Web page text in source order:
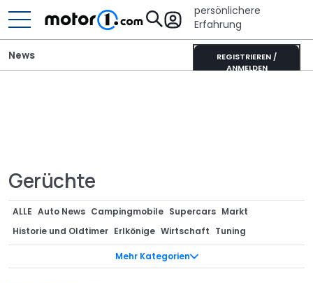
persönlichere
Erfahrung
REGISTRIEREN /
ANMELDEN
News
Gerüchte
Mehr Kategorien
ALLE Auto News Campingmobile Supercars Markt
Historie und Oldtimer Erlkönige Wirtschaft Tuning
Anzeige Teaser
Neuvorstellungen
Designstudien Renderings Technik Motorrad